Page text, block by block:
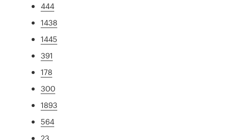
444
1438
1445
391
178
300
1893
564
23